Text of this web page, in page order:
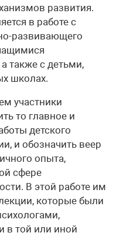
развития.
в работе с
развивающего
также с детьми,
школах.
участники
то главное и
детского
и обозначить веер
опыта,
сфере
В этой работе им
которые были
в той или иной